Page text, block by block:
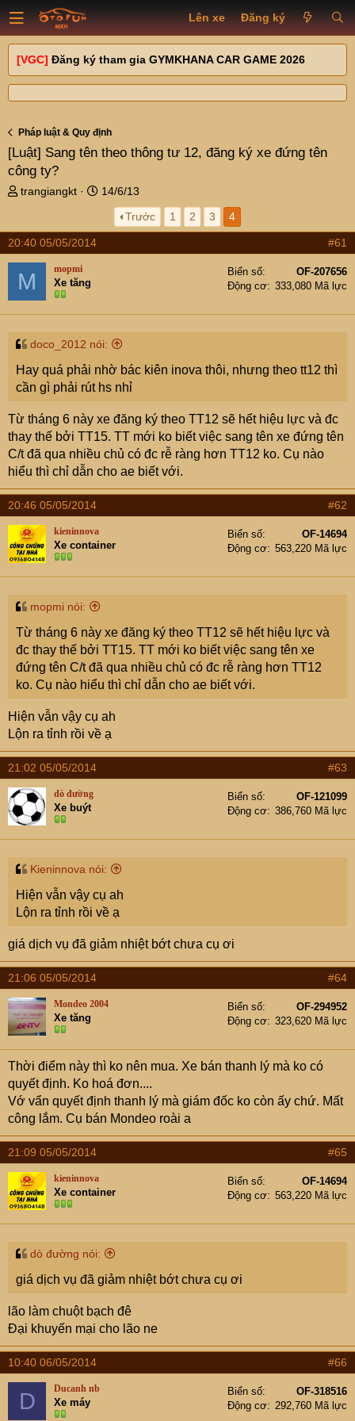
Lên xe Đăng ký
[VGC] Đăng ký tham gia GYMKHANA CAR GAME 2026
Pháp luật & Quy định
[Luật] Sang tên theo thông tư 12, đăng ký xe đứng tên
công ty?
T
e
a
d
s
t
r
trangiangkt
N
y
14/6/13
Trước
1 2 3 4
20:40 05/05/2014 #61
M mopmi
Xe tăng
Biển số
OF-207656
Động cơ
333,080 Mã lực
doco_2012 nói:
Hay quá phải nhờ bác kiên inova thôi, nhưng theo tt12 thì
cần gì phải rút hs nhỉ
Từ tháng 6 này xe đăng ký theo TT12 sẽ hết hiệu lực và đc
thay thế bởi TT15. TT mới ko biết việc sang tên xe đứng tên
C/t đã qua nhiều chủ có đc rễ ràng hơn TT12 ko. Cụ nào
hiểu thì chỉ dẫn cho ae biết với.
20:46 05/05/2014 #62
kieninnova
Xe container
Biển số
OF-14694
Động cơ
563,220 Mã lực
mopmi nói:
Từ tháng 6 này xe đăng ký theo TT12 sẽ hết hiệu lực và
đc thay thế bởi TT15. TT mới ko biết việc sang tên xe
đứng tên C/t đã qua nhiều chủ có đc rễ ràng hơn TT12
ko. Cụ nào hiểu thì chỉ dẫn cho ae biết với.
Hiện vẫn vậy cụ ah
Lộn ra tỉnh rồi về ạ
21:02 05/05/2014 #63
dò đường
Xe buýt
Biển số
OF-121099
Động cơ
386,760 Mã lực
Kieninnova nói:
Hiện vẫn vậy cụ ah
Lộn ra tỉnh rồi về ạ
giá dịch vụ đã giảm nhiệt bớt chưa cụ ơi
21:06 05/05/2014 #64
Mondeo 2004
Xe tăng
Biển số
OF-294952
Động cơ
323,620 Mã lực
Thời điểm này thì ko nên mua. Xe bán thanh lý mà ko có
quyết định. Ko hoá đơn....
Vớ vẩn quyết định thanh lý mà giám đốc ko còn ấy chứ. Mất
công lắm. Cụ bán Mondeo roài a
21:09 05/05/2014 #65
kieninnova
Xe container
Biển số
OF-14694
Động cơ
563,220 Mã lực
dò đường nói:
giá dịch vụ đã giảm nhiệt bớt chưa cụ ơi
lão làm chuột bạch đê
Đại khuyến mại cho lão ne
10:40 06/05/2014 #66
D Ducanh nb
Xe máy
Biển số
OF-318516
Động cơ
292,760 Mã lực